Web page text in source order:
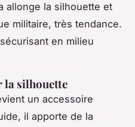
allonge la silhouette et
militaire, très tendance.
en milieu
la silhouette
un accessoire
il apporte de la